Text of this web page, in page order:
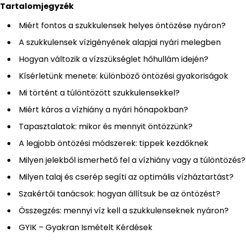
Tartalomjegyzék
Miért fontos a szukkulensek helyes öntözése nyáron?
A szukkulensek vízigényének alapjai nyári melegben
Hogyan változik a vízszükséglet hőhullám idején?
Kísérletünk menete: különböző öntözési gyakoriságok
Mi történt a túlöntözött szukkulensekkel?
Miért káros a vízhiány a nyári hónapokban?
Tapasztalatok: mikor és mennyit öntözzünk?
A legjobb öntözési módszerek: tippek kezdőknek
Milyen jelekből ismerhető fel a vízhiány vagy a túlöntözés?
Milyen talaj és cserép segíti az optimális vízháztartást?
Szakértői tanácsok: hogyan állítsuk be az öntözést?
Összegzés: mennyi víz kell a szukkulenseknek nyáron?
GYIK – Gyakran Ismételt Kérdések